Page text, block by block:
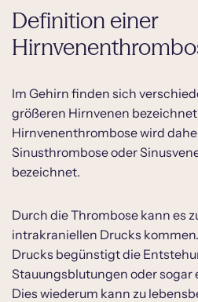
Definition einer
Der schleichende Beginn
Ausschluss anderer
Diagnostik bei
Hirnvenenthrombose
Behandlung einer
Vorbeugung einer
Definition einer
Im Gehirn finden sich
größeren Hirnvenen
Hirnvenenthrombose wird
Sinusthrombose oder
bezeichnet.
Durch die Thrombose kann es
intrakraniellen Drucks
Drucks begünstigt die
Stauungsblutungen oder
Dies wiederum kann zu